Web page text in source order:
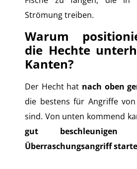
Strömung treiben.
Warum
die Hechte
Kanten?
Der Hecht hat nach oben
die bestens für Angriffe
sind. Von unten kommend
gut beschleunigen
Überraschungsangriff